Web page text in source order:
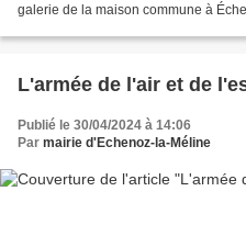
galerie de la maison commune à
L'armée de l'air et de
Publié le 30/04/2024 à 14:06
Par mairie d'Echenoz-la-Méline